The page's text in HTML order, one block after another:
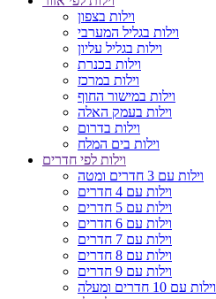
וילות בצפון
וילות בגליל המערבי
וילות בגליל עליון
וילות בכנרת
וילות במרכז
וילות במישור החוף
וילות בעמק האלה
וילות בדרום
וילות בים המלח
וילות לפי חדרים
וילות עם 3 חדרים ומטה
וילות עם 4 חדרים
וילות עם 5 חדרים
וילות עם 6 חדרים
וילות עם 7 חדרים
וילות עם 8 חדרים
וילות עם 9 חדרים
וילות עם 10 חדרים ומעלה